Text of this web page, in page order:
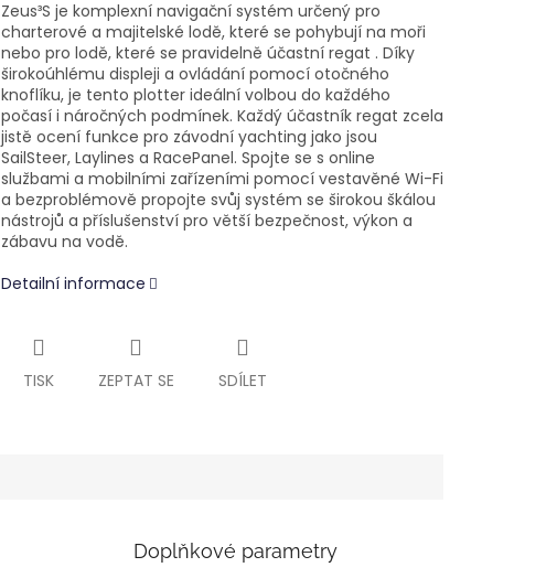
Zeus³S je komplexní navigační systém určený pro
charterové a majitelské lodě, které se pohybují na moři
nebo pro lodě, které se pravidelně účastní regat . Díky
širokoúhlému displeji a ovládání pomocí otočného
knoflíku, je tento plotter ideální volbou do každého
počasí i náročných podmínek. Každý účastník regat zcela
jistě ocení funkce pro závodní yachting jako jsou
SailSteer, Laylines a RacePanel. Spojte se s online
službami a mobilními zařízeními pomocí vestavěné Wi-Fi
a bezproblémově propojte svůj systém se širokou škálou
nástrojů a příslušenství pro větší bezpečnost, výkon a
zábavu na vodě.
Detailní informace
TISK ZEPTAT SE SDÍLET
Doplňkové parametry